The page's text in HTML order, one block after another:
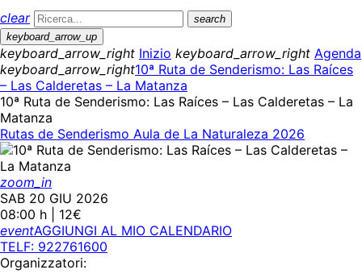
clear
search
keyboard_arrow_up
keyboard_arrow_right Inizio keyboard_arrow_right Agenda
keyboard_arrow_right10ª Ruta de Senderismo: Las Raíces
– Las Calderetas – La Matanza
10ª Ruta de Senderismo: Las Raíces – Las Calderetas – La
Matanza
Rutas de Senderismo Aula de La Naturaleza 2026
zoom_in
SAB 20 GIU 2026
08:00 h | 12€
eventAGGIUNGI AL MIO CALENDARIO
TELF: 922761600
Organizzatori: